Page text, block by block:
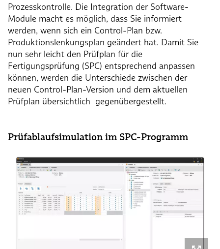
Prozesskontrolle. Die Integration der Software-
Module macht es möglich, dass Sie informiert
werden, wenn sich ein Control-Plan bzw.
Produktionslenkungsplan geändert hat. Damit Sie
nun sehr leicht den Prüfplan für die
Fertigungsprüfung (SPC) entsprechend anpassen
können, werden die Unterschiede zwischen der
neuen Control-Plan-Version und dem aktuellen
Prüfplan übersichtlich gegenübergestellt.
Prüfablaufsimulation im SPC-Programm